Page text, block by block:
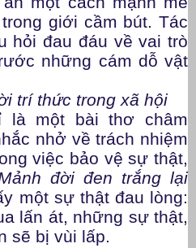
giới cầm bút. Tác
hỏi đau đáu về vai trò
những cám dỗ vật
trí thức trong xã hội
là một bài thơ châm
nhở về trách nhiệm
việc bảo vệ sự thật,
đời đen trắng lại
một sự thật đau lòng:
lấn át, những sự thật,
sẽ bị vùi lấp.